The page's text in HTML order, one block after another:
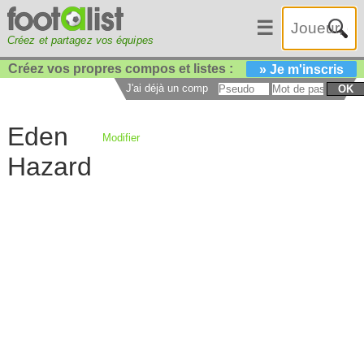
Créez et partagez vos équipes
☰
Créez vos propres compos et listes : » Je m'inscris
J'ai déjà un compte : OK
Eden
Hazard
Modifier